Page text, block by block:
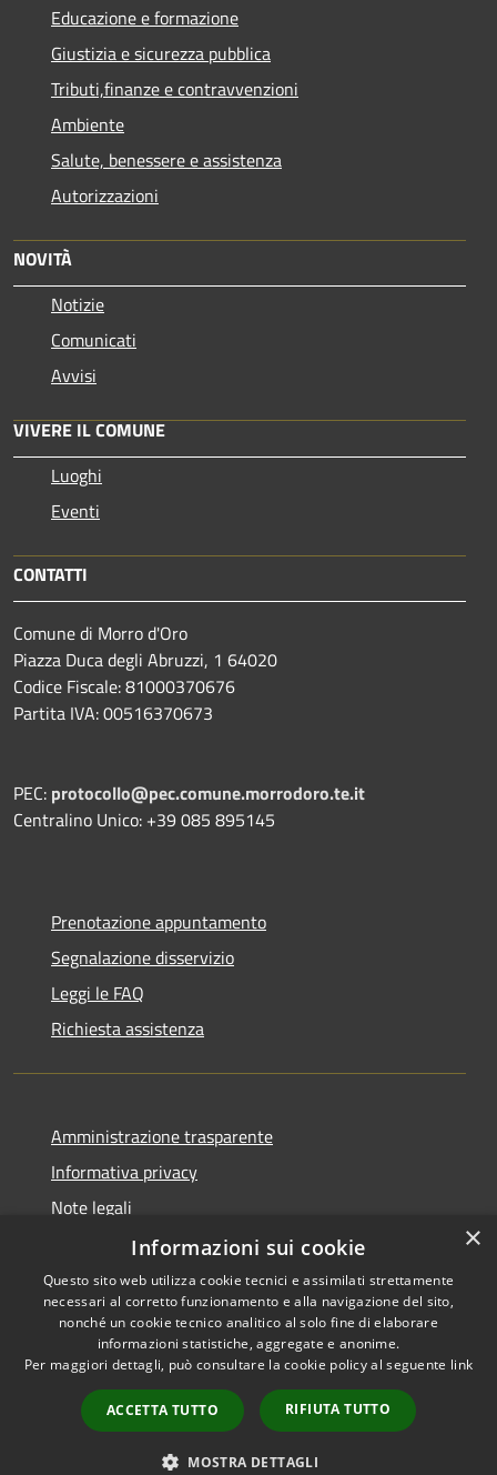
Educazione e formazione
Giustizia e sicurezza pubblica
Tributi,finanze e contravvenzioni
Ambiente
Salute, benessere e assistenza
Autorizzazioni
NOVITÀ
Notizie
Comunicati
Avvisi
VIVERE IL COMUNE
Luoghi
Eventi
CONTATTI
Comune di Morro d'Oro
Piazza Duca degli Abruzzi, 1 64020
Codice Fiscale: 81000370676
Partita IVA: 00516370673
PEC: protocollo@pec.comune.morrodoro.te.it
Centralino Unico: +39 085 895145
Prenotazione appuntamento
Segnalazione disservizio
Leggi le FAQ
Richiesta assistenza
Amministrazione trasparente
Informativa privacy
Note legali
Dichiarazione di accessibilità
RSS
Accessibilità
Copyright © 2026 • Comune di
Municipium•
Accesso
redazione
×
Informazioni sui cookie
Questo sito web utilizza cookie tecnici e assimilati strettamente
necessari al corretto funzionamento e alla navigazione del sito,
nonché un cookie tecnico analitico al solo fine di elaborare
informazioni statistiche, aggregate e anonime.
Per maggiori dettagli, può consultare la cookie policy al seguente link
ACCETTA TUTTO RIFIUTA TUTTO
MOSTRA DETTAGLI